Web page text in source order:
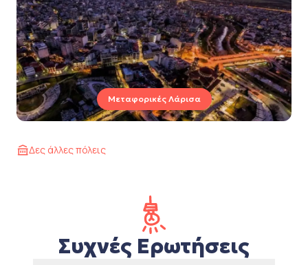
Μεταφορικές Λάρισα
Δες άλλες πόλεις
Συχνές Ερωτήσεις